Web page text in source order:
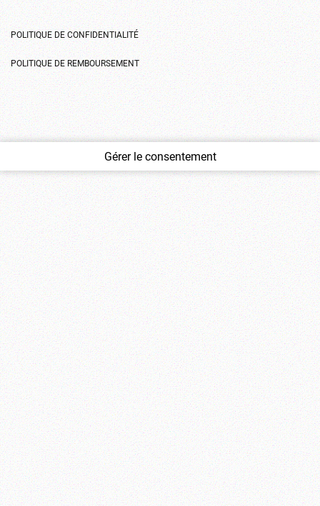
POLITIQUE DE CONFIDENTIALITÉ
POLITIQUE DE REMBOURSEMENT
Gérer le consentement